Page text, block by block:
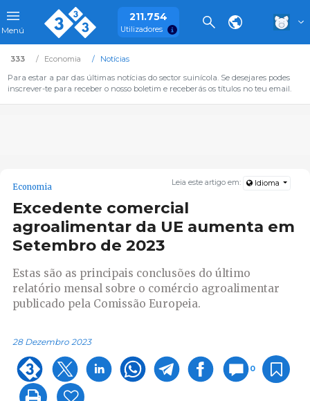
Menú
211.754
Utilizadores
333 Economia
Notícias
Para estar a par das últimas notícias do sector suinícola. Se desejares podes
inscrever-te para receber o nosso boletim e receberás os títulos no teu email.
Leia este artigo em: Idioma
Economia
Excedente comercial
agroalimentar da UE aumenta em
Setembro de 2023
Estas são as principais conclusões do último
relatório mensal sobre o comércio agroalimentar
publicado pela Comissão Europeia.
28 Dezembro 2023
0